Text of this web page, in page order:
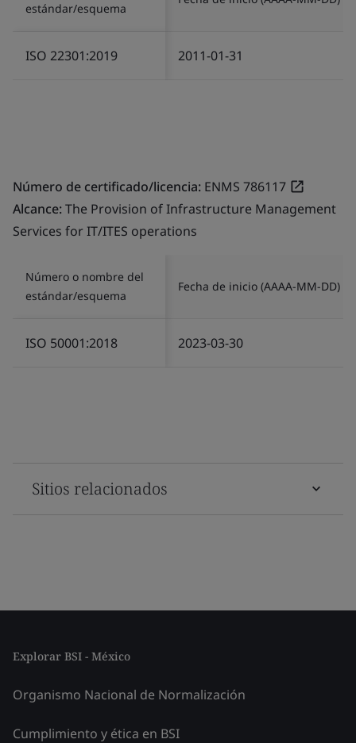
estándar/esquema
ISO 22301:2019 2011-01-31
Número de certificado/licencia: ENMS 786117
Alcance:The Provision of Infrastructure Management
Services for IT/ITES operations
Número o nombre del
estándar/esquema
Fecha de inicio (AAAA-MM-DD)
ISO 50001:2018 2023-03-30
Sitios relacionados
Explorar BSI - México
Organismo Nacional de Normalización
Cumplimiento y ética en BSI